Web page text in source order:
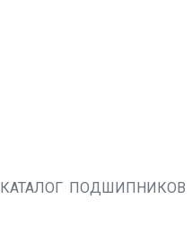
КАТАЛОГ ПОДШИПНИКОВ